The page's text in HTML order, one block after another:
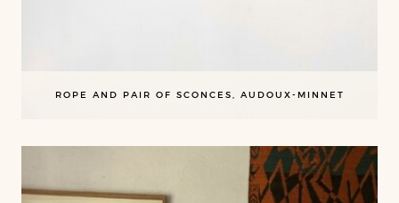
ROPE AND PAIR OF SCONCES, AUDOUX-MINNET